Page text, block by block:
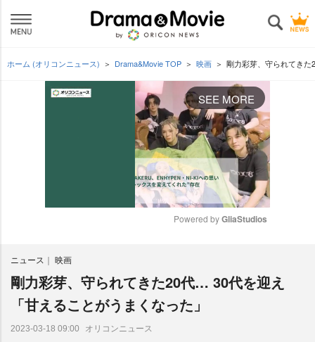
ホーム (オリコンニュース) Drama&Movie TOP 映画 剛力彩芽、守られてき
SEE MORE
e
Powered by GliaStudios
ニュース 映画
剛力彩芽、守られてきた20代… 30代を迎え
「甘えることがうまくなった」
2023-03-18 09:00 オリコンニュース